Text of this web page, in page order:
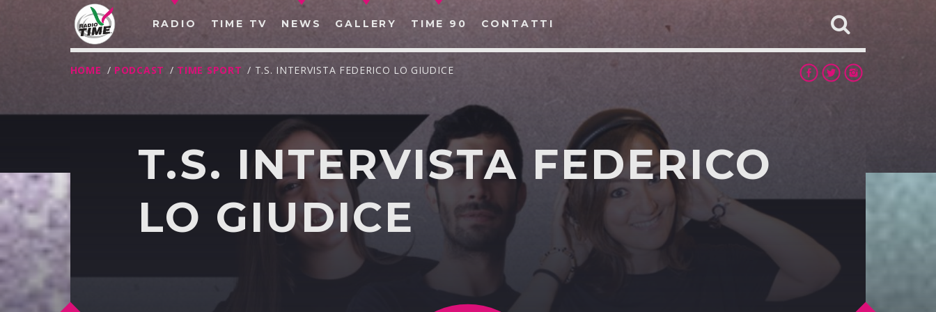
RADIO TIME TV NEWS GALLERY TIME 90 CONTATTI
CERCA NEL SITO WEB:
HOME / PODCAST / TIME SPORT / T.S. INTERVISTA FEDERICO LO GIUDICE
T.S. INTERVISTA FEDERICO
LO GIUDICE